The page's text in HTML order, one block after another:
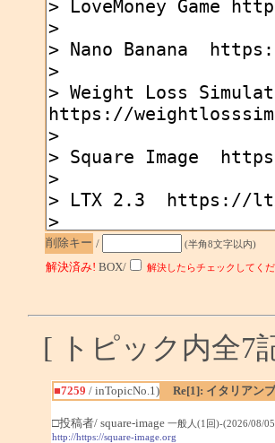
削除キー / (半角8文字以内)
解決済み! BOX/ 解決したらチェックしてく
[ トピック内全
■7259 / inTopicNo.1) Re[1]: イタリアン
□投稿者/ square-image 一般人(1回)-(2026/08/
http://https://square-image.org